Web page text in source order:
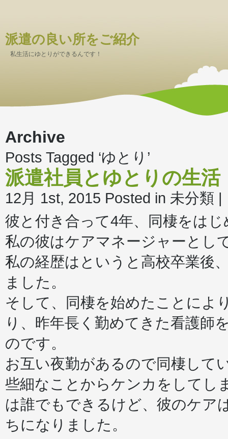
派遣の良い所をご紹介
私生活にゆとりができるんです！
Archive
Posts Tagged ‘ゆとり’
派遣社員とゆとりの生活
12月 1st, 2015 Posted in 未分類 |
彼と付き合って4年、同棲をは
私の彼はケアマネージャーとし
私の経歴はというと高校卒業後
ました。
そして、同棲を始めたことによ
り、昨年長く勤めてきた看護師
のです。
お互い夜勤があるので同棲して
些細なことからケンカをしてし
は誰でもできるけど、彼のケア
ちになりました。